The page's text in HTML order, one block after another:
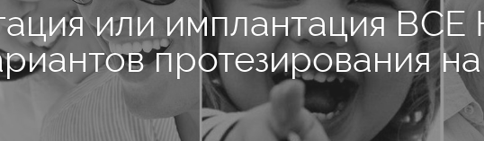
или имплантация ВСЕ
протезирования на